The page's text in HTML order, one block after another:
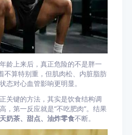
龄上来后，真正危险的不是胖一
不算特别重，但肌肉松、内脏脂肪
态对心血管影响更明显。
关键的方法，其实是饮食结构调
，第一反应就是“不吃肥肉”。结果
奶茶、甜点、油炸零食不断。